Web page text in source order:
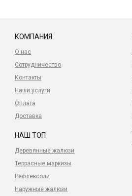
КОМПАНИЯ
О нас
Сотрудничество
Контакты
Наши услуги
Оплата
Доставка
НАШ ТОП
Деревянные жалюзи
Террасные маркизы
Рефлексоли
Наружные жалюзи